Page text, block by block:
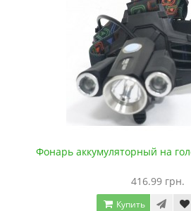
Фонарь аккумуляторный на
416.99 грн.
Купить